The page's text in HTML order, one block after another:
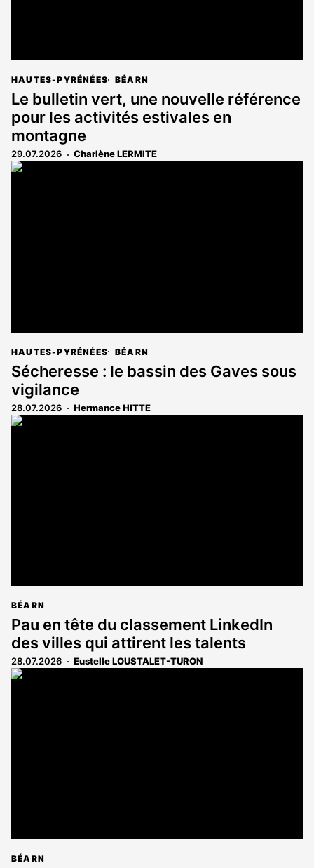
HAUTES-PYRÉNÉES BÉARN
Le bulletin vert, une nouvelle référence
pour les activités estivales en
montagne
29.07.2026 Charlène LERMITE
HAUTES-PYRÉNÉES BÉARN
Sécheresse : le bassin des Gaves sous
vigilance
28.07.2026 Hermance HITTE
BÉARN
Pau en tête du classement LinkedIn
des villes qui attirent les talents
28.07.2026 Eustelle LOUSTALET-TURON
BÉARN